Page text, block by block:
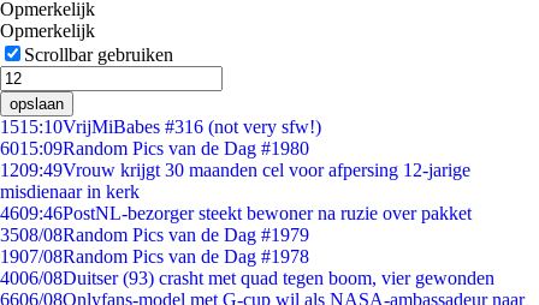
Opmerkelijk
Opmerkelijk
Scrollbar gebruiken
opslaan
1515:10VrijMiBabes #316 (not very sfw!)
6015:09Random Pics van de Dag #1980
1209:49Vrouw krijgt 30 maanden cel voor afpersing 12-jarige
misdienaar in kerk
4609:46PostNL-bezorger steekt bewoner na ruzie over pakket
3508/08Random Pics van de Dag #1979
1907/08Random Pics van de Dag #1978
4006/08Duitser (93) crasht met quad tegen boom, vier gewonden
6606/08Onlyfans-model met G-cup wil als NASA-ambassadeur naar